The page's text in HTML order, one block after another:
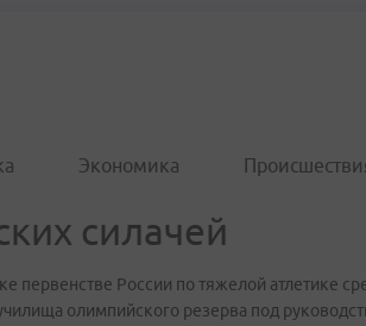
Экономика
силачей
первенстве России по тяжелой атлетике
олимпийского резерва под